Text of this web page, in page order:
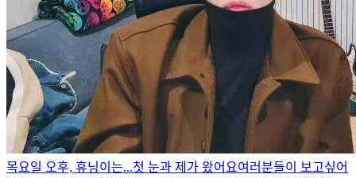
목요일 오후, 휴닝이는...첫 눈과 제가 왔어요여러분들이 보고싶어